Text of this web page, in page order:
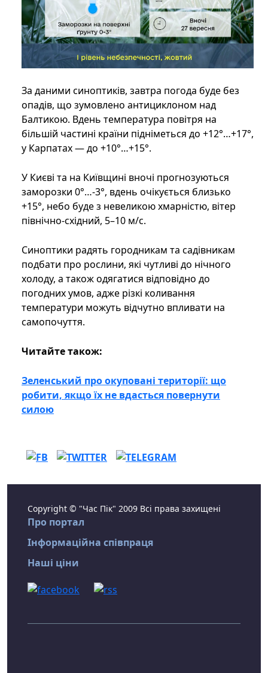
За даними синоптиків, завтра погода буде без
опадів, що зумовлено антициклоном над
Балтикою. Вдень температура повітря на
більшій частині країни підніметься до +12°…+17°,
у Карпатах — до +10°…+15°.
У Києві та на Київщині вночі прогнозуються
заморозки 0°…-3°, вдень очікується близько
+15°, небо буде з невеликою хмарністю, вітер
північно-східний, 5–10 м/с.
Синоптики радять городникам та садівникам
подбати про рослини, які чутливі до нічного
холоду, а також одягатися відповідно до
погодних умов, адже різкі коливання
температури можуть відчутно впливати на
самопочуття.
Читайте також:
Зеленський про окуповані території: що
робити, якщо їх не вдасться повернути
силою
Copyright © "Час Пік" 2009 Всі права захищені
Про портал
Інформаційна співпраця
Наші ціни